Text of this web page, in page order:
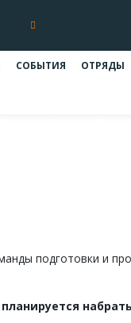
СОБЫТИЯ ОТРЯДЫ
подготовки и